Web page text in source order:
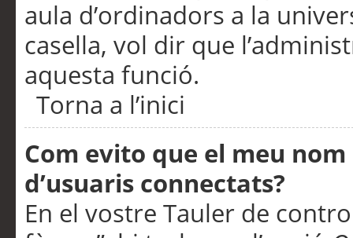
aula d’ordinadors a la
casella, vol dir que
aquesta funció.
Torna a l’inici
Com evito que el meu
d’usuaris connectats?
En el vostre Tauler de